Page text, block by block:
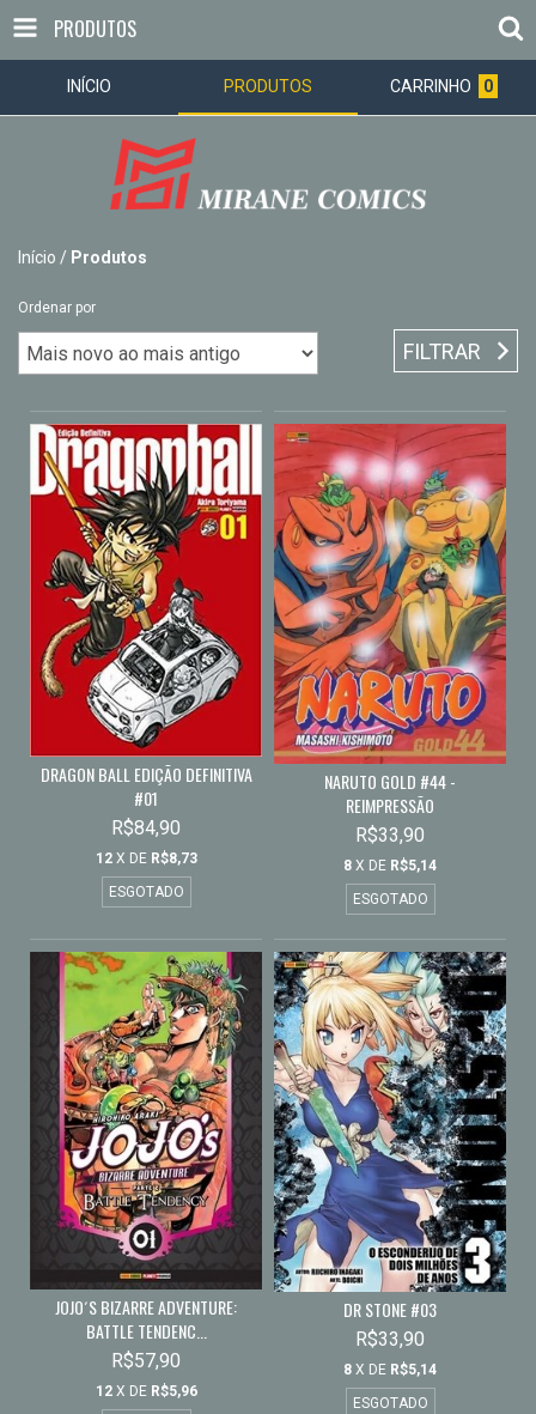
PRODUTOS
INÍCIO PRODUTOS CARRINHO 0
Início / Produtos
Ordenar por
FILTRAR
DRAGON BALL EDIÇÃO DEFINITIVA
#01
R$84,90
12 X DE R$8,73
ESGOTADO
NARUTO GOLD #44 -
REIMPRESSÃO
R$33,90
8 X DE R$5,14
ESGOTADO
JOJO´S BIZARRE ADVENTURE:
BATTLE TENDENC...
R$57,90
12 X DE R$5,96
DR STONE #03
R$33,90
8 X DE R$5,14
ESGOTADO